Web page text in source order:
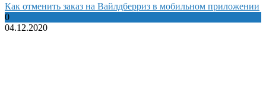
Как отменить заказ на Вайлдберриз в мобильном приложении
0
04.12.2020